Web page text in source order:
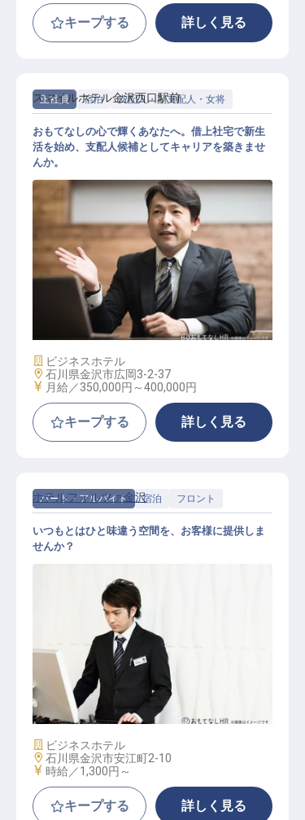
キープする 詳しく見る
正社員 宿泊 支配人・副支配人・女将
支配人候補
スマイルホテル金沢西口駅前
おもてなしの心で輝くあなたへ。借上社宅で新生
活を始め、支配人候補としてキャリアを築きませ
んか。
施設業態
ビジネスホテル
勤務地
石川県金沢市広岡3-2-37
給与
月給／350,000円～400,000円
キープする 詳しく見る
パート・アルバイト 宿泊 フロント
フロント / パート・アルバイト
ホテルフォルツァ金沢
いつもとはひと味違う空間を、お客様に提供しま
せんか？
施設業態
ビジネスホテル
勤務地
石川県金沢市安江町2-10
給与
時給／1,300円～
キープする 詳しく見る